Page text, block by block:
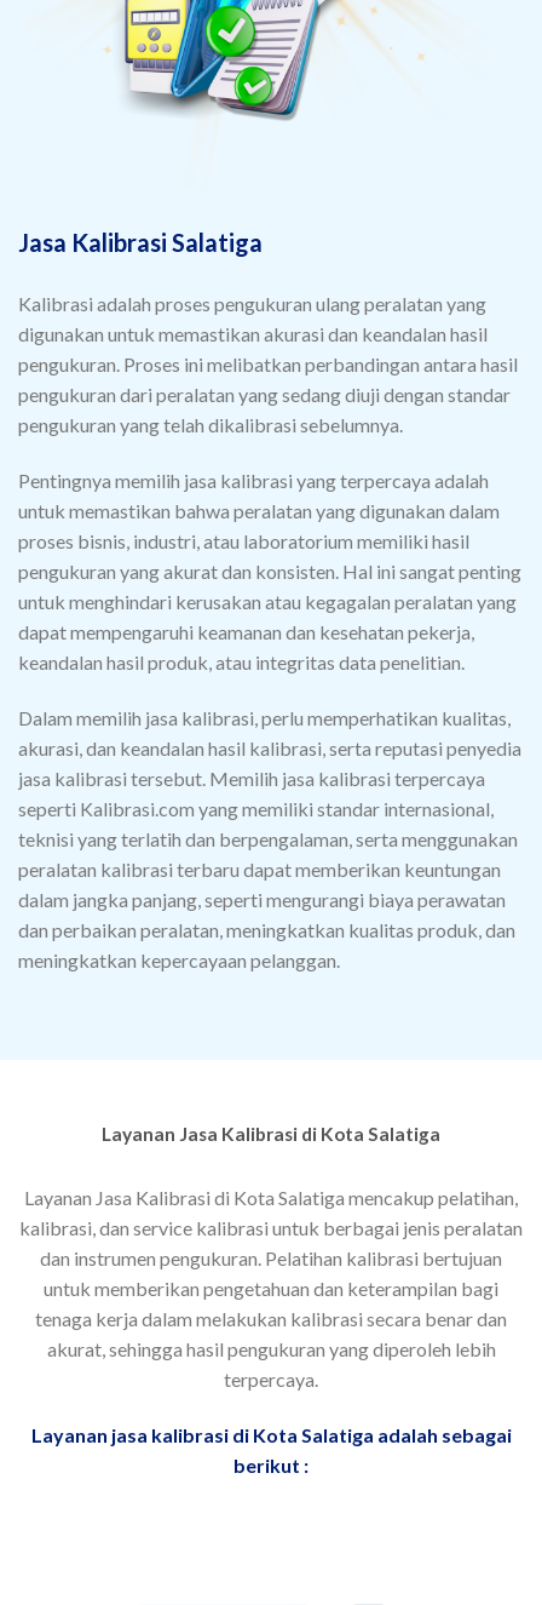
Jasa Kalibrasi Salatiga
Kalibrasi adalah proses pengukuran ulang peralatan yang
digunakan untuk memastikan akurasi dan keandalan hasil
pengukuran. Proses ini melibatkan perbandingan antara hasil
pengukuran dari peralatan yang sedang diuji dengan standar
pengukuran yang telah dikalibrasi sebelumnya.
Pentingnya memilih jasa kalibrasi yang terpercaya adalah
untuk memastikan bahwa peralatan yang digunakan dalam
proses bisnis, industri, atau laboratorium memiliki hasil
pengukuran yang akurat dan konsisten. Hal ini sangat penting
untuk menghindari kerusakan atau kegagalan peralatan yang
dapat mempengaruhi keamanan dan kesehatan pekerja,
keandalan hasil produk, atau integritas data penelitian.
Dalam memilih jasa kalibrasi, perlu memperhatikan kualitas,
akurasi, dan keandalan hasil kalibrasi, serta reputasi penyedia
jasa kalibrasi tersebut. Memilih jasa kalibrasi terpercaya
seperti Kalibrasi.com yang memiliki standar internasional,
teknisi yang terlatih dan berpengalaman, serta menggunakan
peralatan kalibrasi terbaru dapat memberikan keuntungan
dalam jangka panjang, seperti mengurangi biaya perawatan
dan perbaikan peralatan, meningkatkan kualitas produk, dan
meningkatkan kepercayaan pelanggan.
Layanan Jasa Kalibrasi di Kota Salatiga
Layanan Jasa Kalibrasi di Kota Salatiga mencakup pelatihan,
kalibrasi, dan service kalibrasi untuk berbagai jenis peralatan
dan instrumen pengukuran. Pelatihan kalibrasi bertujuan
untuk memberikan pengetahuan dan keterampilan bagi
tenaga kerja dalam melakukan kalibrasi secara benar dan
akurat, sehingga hasil pengukuran yang diperoleh lebih
terpercaya.
Layanan jasa kalibrasi di Kota Salatiga adalah sebagai
berikut :